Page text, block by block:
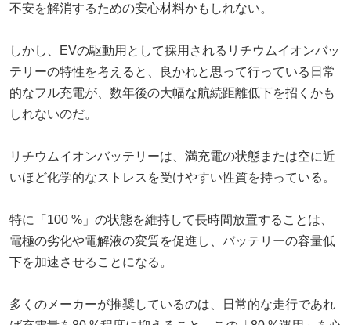
不安を解消するための安心材料かもしれない。
しかし、EVの駆動用として採用されるリチウムイオンバッ
テリーの特性を考えると、良かれと思って行っている日常
的なフル充電が、数年後の大幅な航続距離低下を招くかも
しれないのだ。
リチウムイオンバッテリーは、満充電の状態または空に近
いほど化学的なストレスを受けやすい性質を持っている。
特に「100 %」の状態を維持して長時間放置することは、
電極の劣化や電解液の変質を促進し、バッテリーの容量低
下を加速させることになる。
多くのメーカーが推奨しているのは、日常的な走行であれ